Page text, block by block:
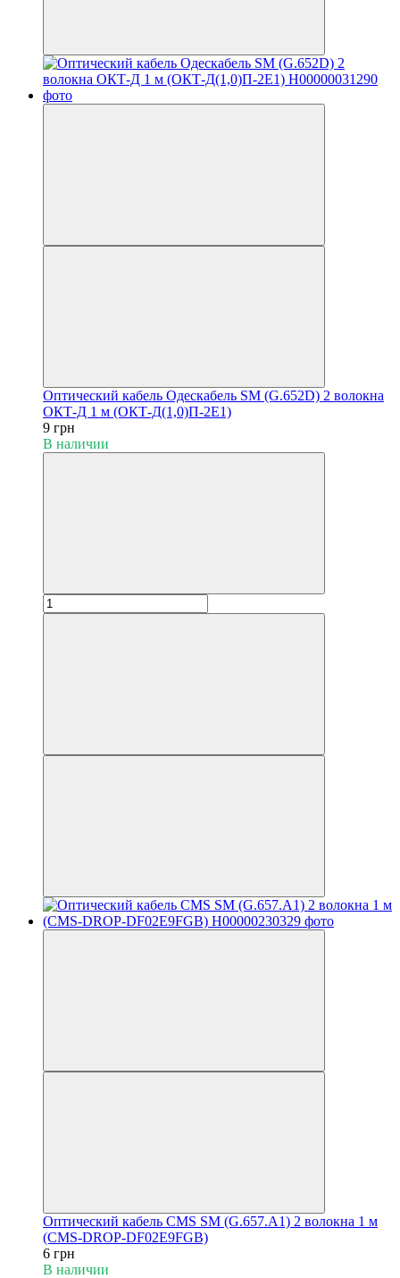
Оптический кабель Одескабель SM (G.652D) 2 волокна
ОКТ-Д 1 м (ОКТ-Д(1,0)П-2Е1)
9 грн
В наличии
Оптический кабель CMS SM (G.657.A1) 2 волокна 1 м
(CMS-DROP-DF02E9FGB)
6 грн
В наличии